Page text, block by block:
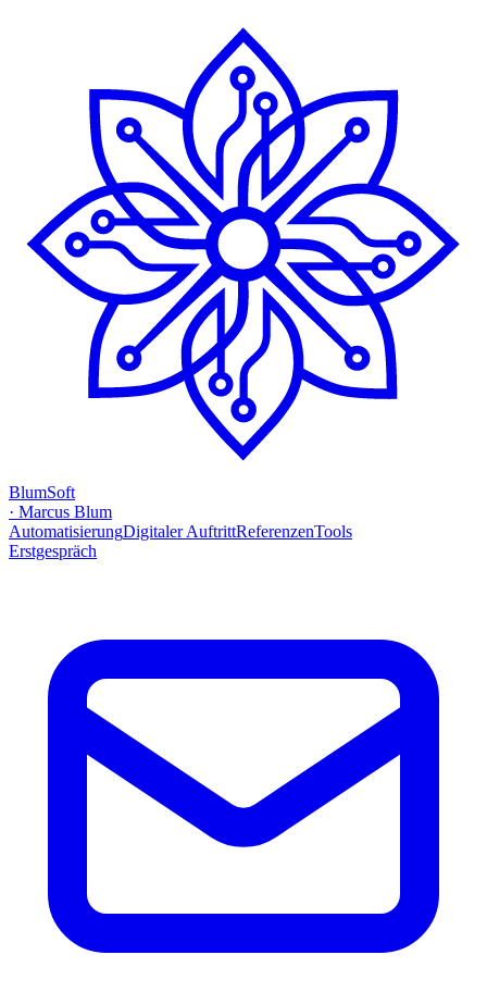
BlumSoft
· Marcus Blum
AutomatisierungDigitaler AuftrittReferenzenTools
Erstgespräch